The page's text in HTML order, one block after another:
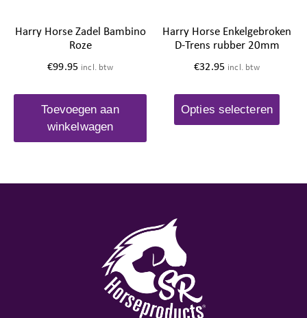
Harry Horse Zadel Bambino
Roze
€99.95 incl. btw
Toevoegen aan
winkelwagen
Harry Horse Enkelgebroken
D-Trens rubber 20mm
€32.95 incl. btw
Opties selecteren